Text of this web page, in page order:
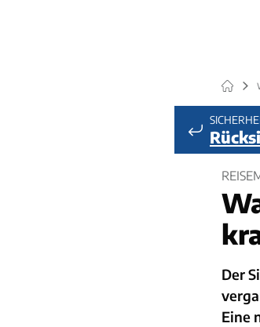
Der
Eine